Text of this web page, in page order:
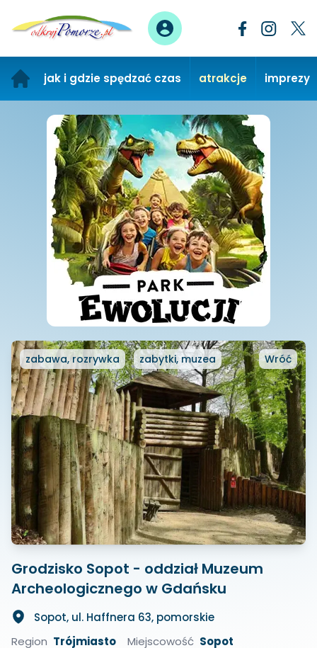
jak i gdzie spędzać czas atrakcje imprezy
zabawa, rozrywka zabytki, muzea Wróć
Grodzisko Sopot - oddział Muzeum
Archeologicznego w Gdańsku
Sopot, ul. Haffnera 63, pomorskie
Region Trójmiasto Miejscowość Sopot